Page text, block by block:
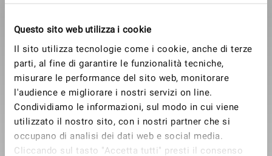
Questo sito web utilizza i cookie
Il sito utilizza tecnologie come i cookie, anche di terze
parti, al fine di garantire le funzionalità tecniche,
misurare le performance del sito web, monitorare
l'audience e migliorare i nostri servizi on line.
Condividiamo le informazioni, sul modo in cui viene
utilizzato il nostro sito, con i nostri partner che si
occupano di analisi dei dati web e social media.
Cliccando sul tasto "Accetta tutti" presti il consenso